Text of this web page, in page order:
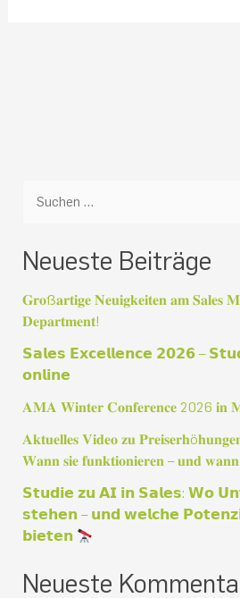
c
h
e
n
n
a
c
h
:
Neueste Beiträge
𝐆𝐫𝐨ß𝐚𝐫𝐭𝐢𝐠𝐞 𝐍𝐞𝐮𝐢𝐠𝐤𝐞𝐢𝐭𝐞𝐧 𝐚𝐦 𝐒𝐚𝐥𝐞𝐬
𝐃𝐞𝐩𝐚𝐫𝐭𝐦𝐞𝐧𝐭!
𝗦𝗮𝗹𝗲𝘀 𝗘𝘅𝗰𝗲𝗹𝗹𝗲𝗻𝗰𝗲 𝟮𝟬𝟮𝟲 –
𝗼𝗻𝗹𝗶𝗻𝗲
𝐀𝐌𝐀 𝐖𝐢𝐧𝐭𝐞𝐫 𝐂𝐨𝐧𝐟𝐞𝐫𝐞𝐧𝐜𝐞 2026 𝐢𝐧
𝐀𝐤𝐭𝐮𝐞𝐥𝐥𝐞𝐬 𝐕𝐢𝐝𝐞𝐨 𝐳𝐮
𝐖𝐚𝐧𝐧 𝐬𝐢𝐞 𝐟𝐮𝐧𝐤𝐭𝐢𝐨𝐧𝐢𝐞𝐫𝐞𝐧 – 𝐮𝐧𝐝 𝐰𝐚𝐧𝐧
𝗦𝘁𝘂𝗱𝗶𝗲 𝘇𝘂 𝗔𝗜 𝗶𝗻 𝗦𝗮𝗹𝗲𝘀: 𝗪𝗼
𝘀𝘁𝗲𝗵𝗲𝗻 – 𝘂𝗻𝗱 𝘄𝗲𝗹𝗰𝗵𝗲
𝗯𝗶𝗲𝘁𝗲𝗻
Neueste